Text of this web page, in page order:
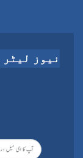
نیوز لیٹر